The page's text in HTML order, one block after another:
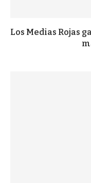
Los Medias Rojas